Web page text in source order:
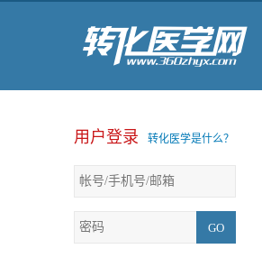
用户登录 转化医学是什么？